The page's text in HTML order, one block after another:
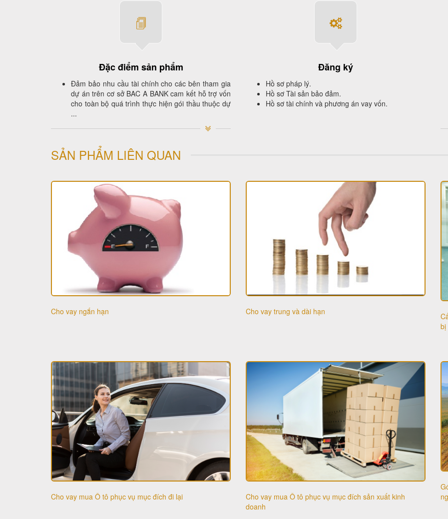
Đặc điểm sản phẩm
Đảm bảo nhu cầu tài chính cho các bên tham gia
dự án trên cơ sở BAC A BANK cam kết hỗ trợ vốn
cho toàn bộ quá trình thực hiện gói thầu thuộc dự
...
Đăng ký
Hồ sơ pháp lý.
Hồ sơ Tài sản bảo đảm.
Hồ sơ tài chính và phương án vay vốn.
SẢN PHẨM LIÊN QUAN
Cho vay ngắn hạn Cho vay trung và dài hạn
bị
Cho vay mua Ô tô phục vụ mục đích đi lại
Cho vay mua Ô tô phục vụ mục đích sản xuất kinh
doanh